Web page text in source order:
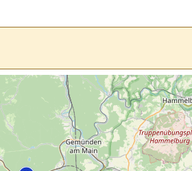
Häufige Fragen
Nutzungshinweise